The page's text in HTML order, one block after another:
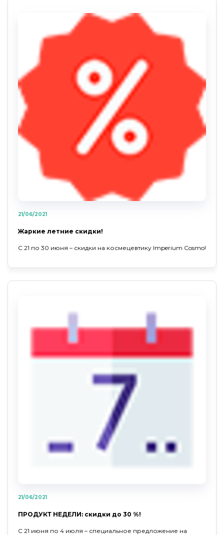
21/06/2021
Жаркие летние скидки!
С 21 по 30 июня – скидки на космецевтику Imperium Cosmo!
21/06/2021
ПРОДУКТ НЕДЕЛИ: скидки до 30 %!
С 21 июня по 4 июля – специальное предложение на